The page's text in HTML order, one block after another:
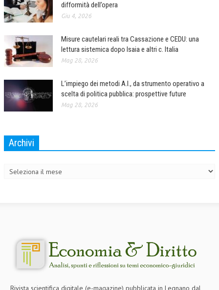
TREASURY IN FINANCIAL SERVICES
SVILUPPO SOSTENIBILE
PERSONA E CITTÀ
L’UMANISTA
DIRITTO
DIRITTO DEL LAVORO
DIRITTO TRIBUTARIO
FISCALITÀ INTERNAZIONALE
TAX RISK MANAGEMENT
difformità dell’opera
Giu 4, 2026
Misure cautelari reali tra Cassazione e CEDU: una
lettura sistemica dopo Isaia e altri c. Italia
Mag 28, 2026
L’impiego dei metodi A.I., da strumento operativo a
scelta di politica pubblica: prospettive future
Mag 28, 2026
Archivi
Rivista scientifica digitale (e-magazine) pubblicata in Legnano dal